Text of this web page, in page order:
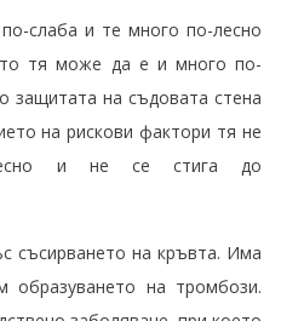
слаба и те много по-лесно
тя може да е и много по-
защитата на съдовата стена
на рискови фактори тя не
и не се стига до
съсирването на кръвта. Има
образуването на тромбози.